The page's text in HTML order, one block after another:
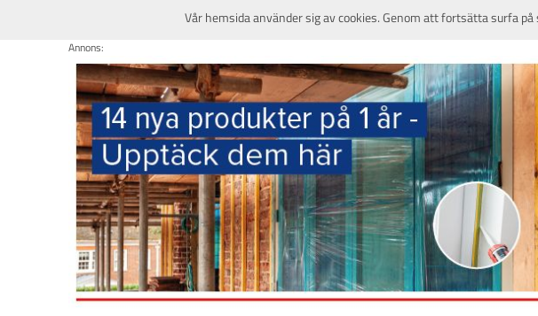
Annons:
Vår hemsida använder sig av cookies. Genom att fortsätta surfa